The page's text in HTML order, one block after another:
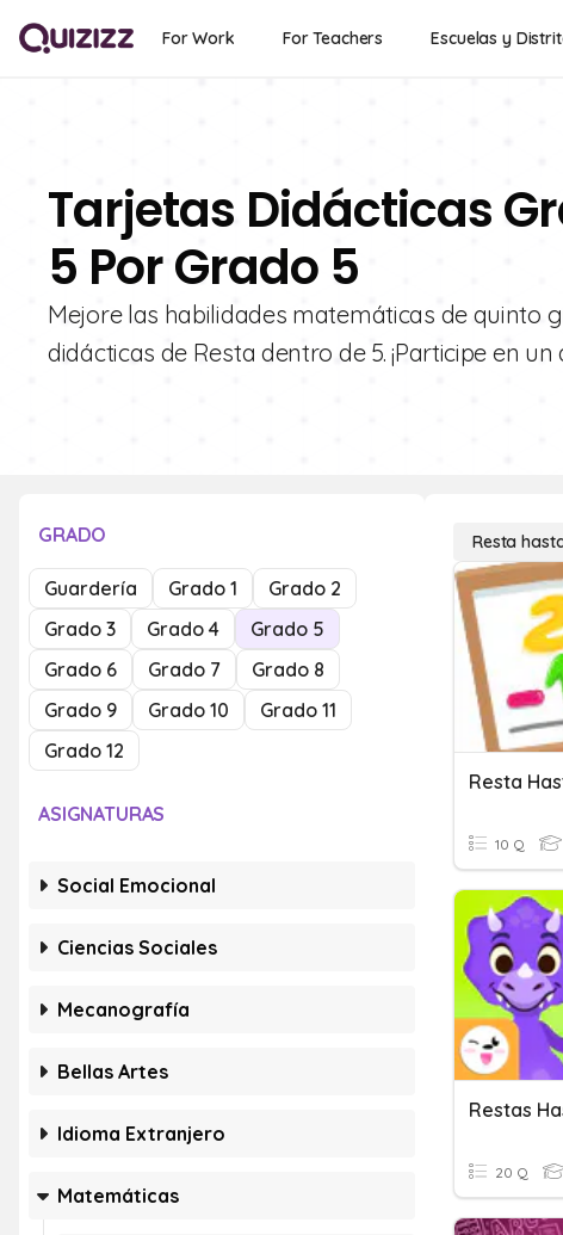
For Work For Teachers Escuelas y
Tarjetas Didácticas
5 Por Grado 5
Mejore las habilidades matemáticas de quinto
didácticas de Resta dentro de 5. ¡Participe en
GRADO
Guardería Grado 1
Grado 2
Grado 3
Grado 4
Grado 5
Grado 6
Grado 7
Grado 8
Grado 9
Grado 10
Grado 11
Grado 12
ASIGNATURAS
Social Emocional
Ciencias Sociales
Mecanografía
Bellas Artes
Idioma Extranjero
Matemáticas
Resta
Resta
10 Q
Restas
20 Q